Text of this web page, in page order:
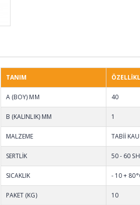
TANIM
A (BOY) MM 40
B (KALINLIK) MM 1
MALZEME TABİİ
SERTLİK 50 - 60
SICAKLIK - 10 +
PAKET (KG) 10
Saclı Plastikli Kapı
Pano Lastikleri PA-